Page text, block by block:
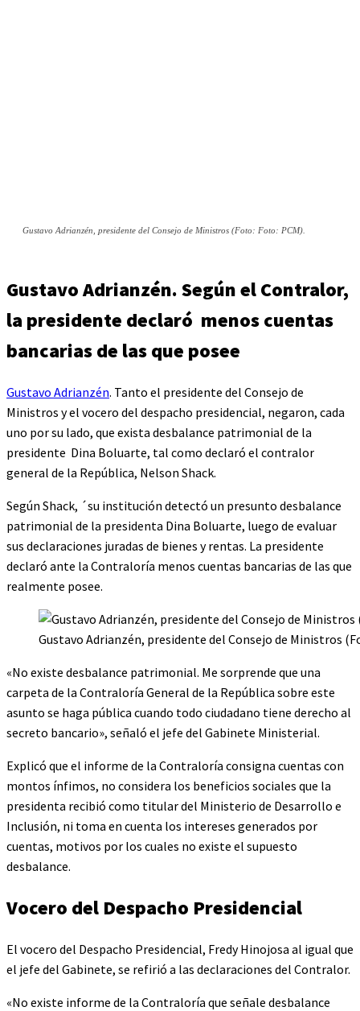
Gustavo Adrianzén, presidente del Consejo de Ministros (Foto: Foto: PCM).
Gustavo Adrianzén. Según el Contralor,
la presidente declaró menos cuentas
bancarias de las que posee
Gustavo Adrianzén. Tanto el presidente del Consejo de
Ministros y el vocero del despacho presidencial, negaron, cada
uno por su lado, que exista desbalance patrimonial de la
presidente Dina Boluarte, tal como declaró el contralor
general de la República, Nelson Shack.
Según Shack, ´su institución detectó un presunto desbalance
patrimonial de la presidenta Dina Boluarte, luego de evaluar
sus declaraciones juradas de bienes y rentas. La presidente
declaró ante la Contraloría menos cuentas bancarias de las que
realmente posee.
Gustavo Adrianzén, presidente del Consejo de Ministros
«No existe desbalance patrimonial. Me sorprende que una
carpeta de la Contraloría General de la República sobre este
asunto se haga pública cuando todo ciudadano tiene derecho al
secreto bancario», señaló el jefe del Gabinete Ministerial.
Explicó que el informe de la Contraloría consigna cuentas con
montos ínfimos, no considera los beneficios sociales que la
presidenta recibió como titular del Ministerio de Desarrollo e
Inclusión, ni toma en cuenta los intereses generados por
cuentas, motivos por los cuales no existe el supuesto
desbalance.
Vocero del Despacho Presidencial
El vocero del Despacho Presidencial, Fredy Hinojosa al igual que
el jefe del Gabinete, se refirió a las declaraciones del Contralor.
«No existe informe de la Contraloría que señale desbalance